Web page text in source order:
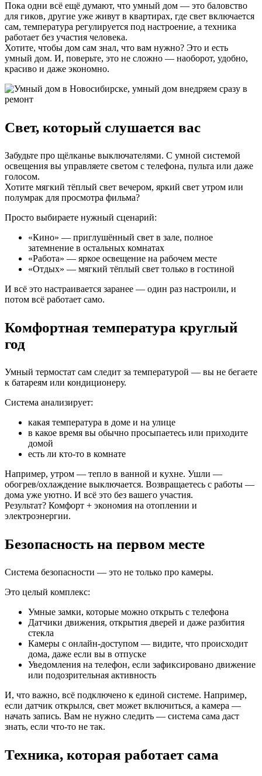
Пока одни всё ещё думают, что умный дом — это баловство
для гиков, другие уже живут в квартирах, где свет включается
сам, температура регулируется под настроение, а техника
работает без участия человека.
Хотите, чтобы дом сам знал, что вам нужно? Это и есть
умный дом. И, поверьте, это не сложно — наоборот, удобно,
красиво и даже экономно.
Свет, который слушается вас
Забудьте про щёлканье выключателями. С умной системой
освещения вы управляете светом с телефона, пульта или даже
голосом.
Хотите мягкий тёплый свет вечером, яркий свет утром или
полумрак для просмотра фильма?
Просто выбираете нужный сценарий:
«Кино» — приглушённый свет в зале, полное
затемнение в остальных комнатах
«Работа» — яркое освещение на рабочем месте
«Отдых» — мягкий тёплый свет только в гостиной
И всё это настраивается заранее — один раз настроили, и
потом всё работает само.
Комфортная температура круглый
год
Умный термостат сам следит за температурой — вы не бегаете
к батареям или кондиционеру.
Система анализирует:
какая температура в доме и на улице
в какое время вы обычно просыпаетесь или приходите
домой
есть ли кто-то в комнате
Например, утром — тепло в ванной и кухне. Ушли —
обогрев/охлаждение выключается. Возвращаетесь с работы —
дома уже уютно. И всё это без вашего участия.
Результат? Комфорт + экономия на отоплении и
электроэнергии.
Безопасность на первом месте
Система безопасности — это не только про камеры.
Это целый комплекс:
Умные замки, которые можно открыть с телефона
Датчики движения, открытия дверей и даже разбития
стекла
Камеры с онлайн-доступом — видите, что происходит
дома, даже если вы в отпуске
Уведомления на телефон, если зафиксировано движение
или подозрительная активность
И, что важно, всё подключено к единой системе. Например,
если датчик открылся, свет может включиться, а камера —
начать запись. Вам не нужно следить — система сама даст
знать, если что-то не так.
Техника, которая работает сама